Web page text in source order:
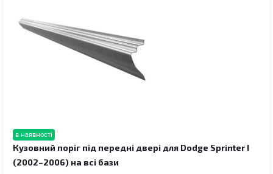
в наявності
Кузовний поріг під передні двері для Dodge Sprinter I
(2002–2006) на всі бази